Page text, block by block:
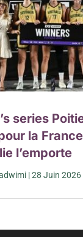
series
la
l’emporte
|28 Juin 2026